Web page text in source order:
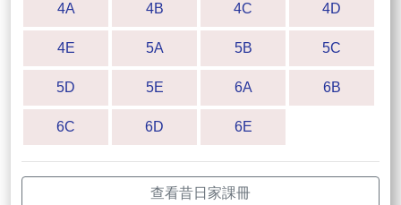
4A 4B 4C 4D
4E 5A 5B 5C
5D 5E 6A 6B
6C 6D 6E
查看昔日家課冊